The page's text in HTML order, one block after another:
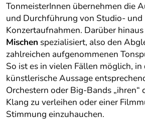
TonmeisterInnen übernehmen die
und Durchführung von Studio- und
Konzertaufnahmen. Darüber
Mischen spezialisiert, also den
zahlreichen aufgenommenen
So ist es in vielen Fällen möglich,
künstlerische Aussage
Orchestern oder Big-Bands „ihren“
Klang zu verleihen oder einer
Stimmung einzuhauchen.